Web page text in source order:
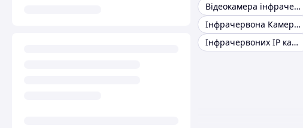
Відеокамера інфрачервона
Інфрачервона Камера портативна
Інфрачервоних IP камери